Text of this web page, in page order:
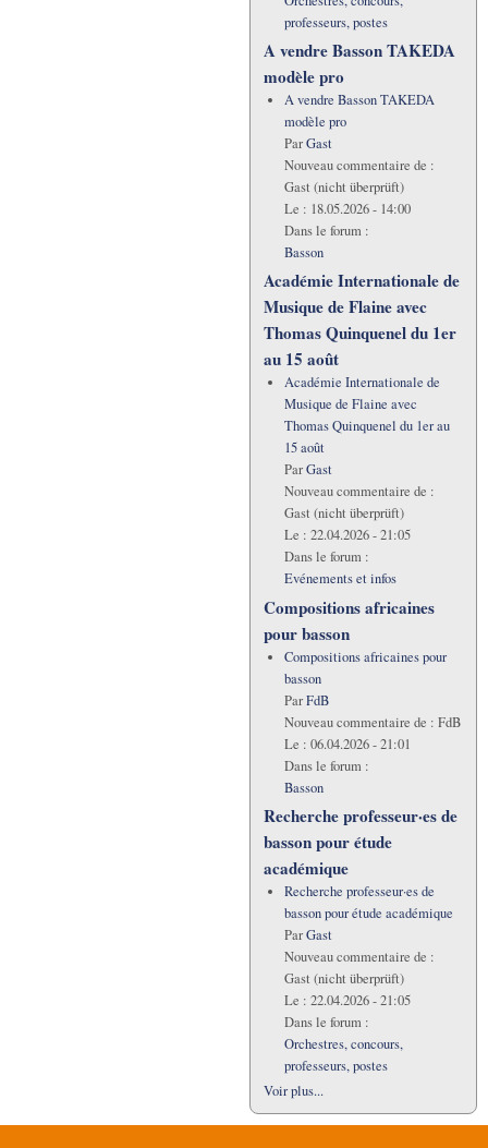
professeurs, postes
A vendre Basson TAKEDA
modèle pro
A vendre Basson TAKEDA
modèle pro
ParGast
Nouveau commentaire de :
Gast (nicht überprüft)
Le : 18.05.2026 - 14:00
Dans le forum :
Basson
Académie Internationale de
Musique de Flaine avec
Thomas Quinquenel du 1er
au 15 août
Académie Internationale de
Musique de Flaine avec
Thomas Quinquenel du 1er au
15 août
ParGast
Nouveau commentaire de :
Gast (nicht überprüft)
Le : 22.04.2026 - 21:05
Dans le forum :
Evénements et infos
Compositions africaines
pour basson
Compositions africaines pour
basson
ParFdB
Nouveau commentaire de : FdB
Le : 06.04.2026 - 21:01
Dans le forum :
Basson
Recherche professeur·es de
basson pour étude
académique
Recherche professeur·es de
basson pour étude académique
ParGast
Nouveau commentaire de :
Gast (nicht überprüft)
Le : 22.04.2026 - 21:05
Dans le forum :
Orchestres, concours,
professeurs, postes
Voir plus...